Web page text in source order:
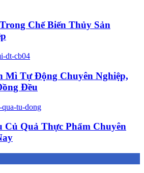
Chế Biến Thủy Sản
Mì Tự Động Chuyên Nghiệp,
Đều
Củ Quả Thực Phẩm Chuyên